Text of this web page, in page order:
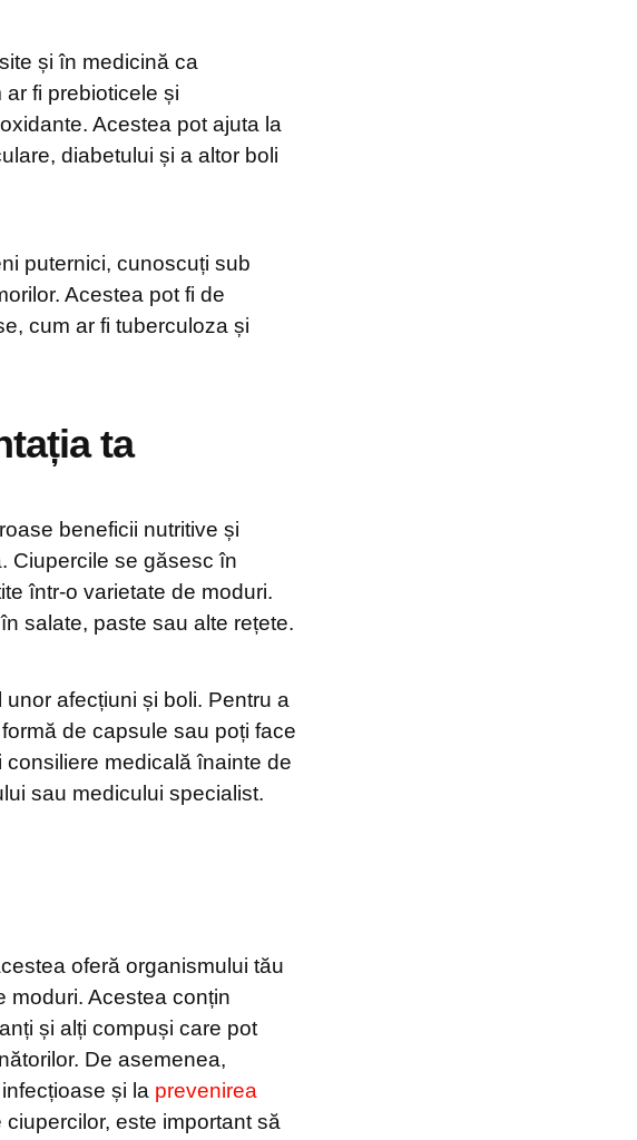
și în medicină ca
fi prebioticele și
Acestea pot ajuta la
diabetului și a altor boli
puternici, cunoscuți sub
Acestea pot fi de
cum ar fi tuberculoza și
ta
beneficii nutritive și
Ciupercile se găsesc în
într-o varietate de moduri.
salate, paste sau alte rețete.
afecțiuni și boli. Pentru a
de capsule sau poți face
medicală înainte de
sau medicului specialist.
oferă organismului tău
moduri. Acestea conțin
și alți compuși care pot
De asemenea,
și la prevenirea
este important să